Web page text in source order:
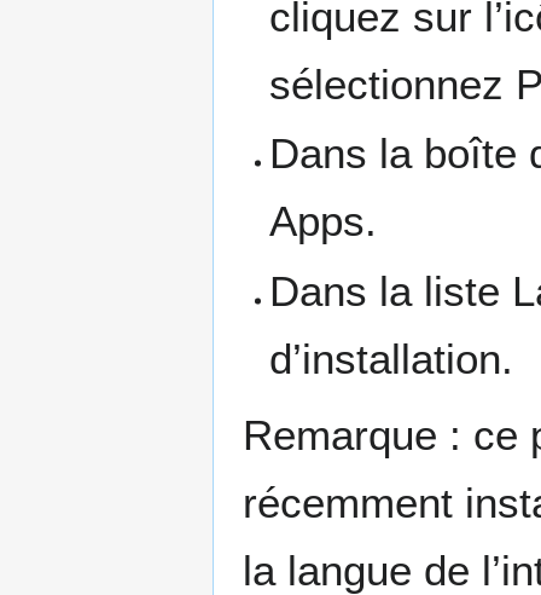
cliquez sur
sélectionnez
Dans la boîte
Apps.
Dans la liste
d’installation.
Remarque : ce
récemment
la langue de